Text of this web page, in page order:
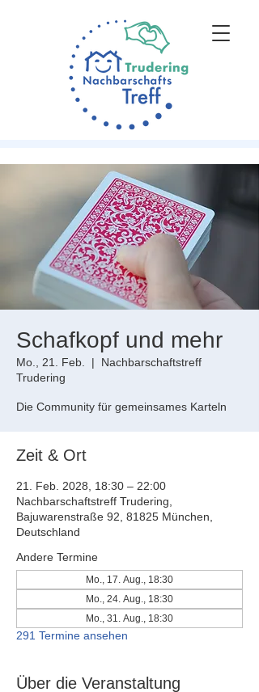
Schafkopf und mehr
Mo., 21. Feb.
  |
Nachbarschaftstreff
Trudering
Die Community für gemeinsames Karteln
Zeit & Ort
21. Feb. 2028, 18:30 – 22:00
Nachbarschaftstreff Trudering,
Bajuwarenstraße 92, 81825 München,
Deutschland
Andere Termine
Mo., 17. Aug., 18:30
Mo., 24. Aug., 18:30
Mo., 31. Aug., 18:30
291 Termine ansehen
Über die Veranstaltung